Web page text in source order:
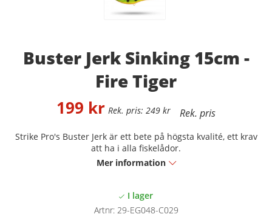
Buster Jerk Sinking 15cm -
Fire Tiger
249 kr
199 kr
Strike Pro's Buster Jerk är ett bete på högsta kvalité, ett krav
att ha i alla fiskelådor.
Mer information
Artnr: 29-EG048-C029